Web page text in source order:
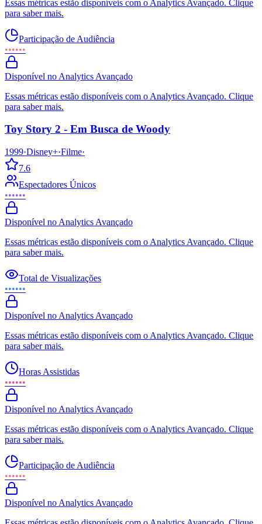
Essas métricas estão disponíveis com o Analytics Avançado. Clique
para saber mais.
Participação de Audiência
••••••
Disponível no Analytics Avançado
Essas métricas estão disponíveis com o Analytics Avançado. Clique
para saber mais.
Toy Story 2 - Em Busca de Woody
1999·Disney+·Filme·
7.6
Espectadores Únicos
••••••
Disponível no Analytics Avançado
Essas métricas estão disponíveis com o Analytics Avançado. Clique
para saber mais.
Total de Visualizações
••••••
Disponível no Analytics Avançado
Essas métricas estão disponíveis com o Analytics Avançado. Clique
para saber mais.
Horas Assistidas
••••••
Disponível no Analytics Avançado
Essas métricas estão disponíveis com o Analytics Avançado. Clique
para saber mais.
Participação de Audiência
••••••
Disponível no Analytics Avançado